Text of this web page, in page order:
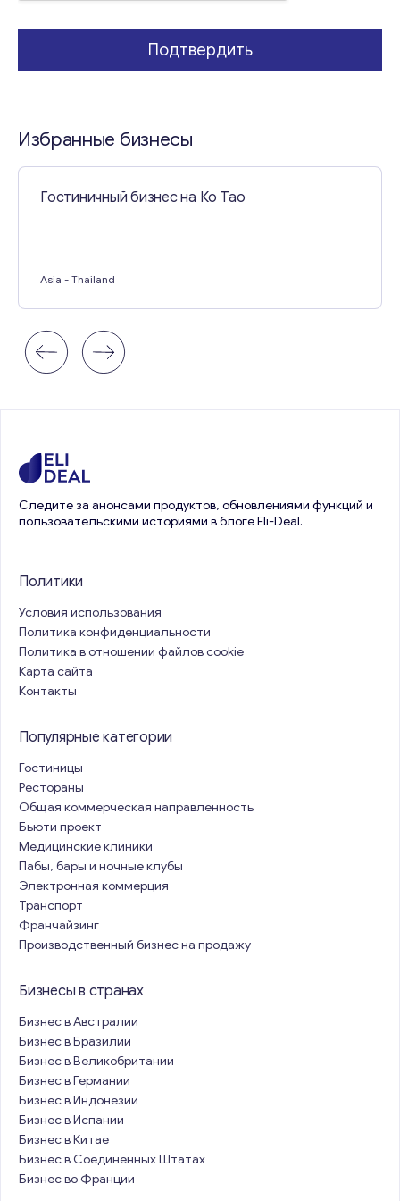
Свяжитесь со мной
Подтвердить
Избранные бизнесы
Гостиничный бизнес на Ко Тао
Asia - Thailand
Следите за анонсами продуктов, обновлениями функций и
пользовательскими историями в блоге Eli-Deal.
Политики
Условия использования
Политика конфиденциальности
Политика в отношении файлов cookie
Карта сайта
Контакты
Популярные категории
Гостиницы
Рестораны
Общая коммерческая направленность
Бьюти проект
Медицинские клиники
Пабы, бары и ночные клубы
Электронная коммерция
Транспорт
Франчайзинг
Производственный бизнес на продажу
Бизнесы в странах
Бизнес в Австралии
Бизнес в Бразилии
Бизнес в Великобритании
Бизнес в Германии
Бизнес в Индонезии
Бизнес в Испании
Бизнес в Китае
Бизнес в Соединенных Штатах
Бизнес во Франции